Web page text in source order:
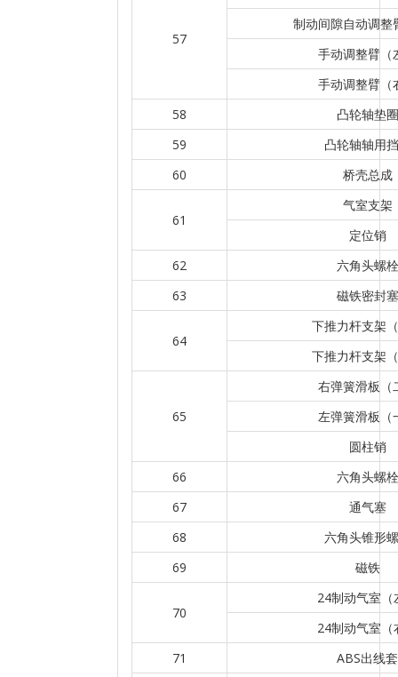
57
制动间隙自动调整
手动调整臂（
手动调整臂（
58
凸轮轴垫圈
59
凸轮轴轴用
60
桥壳总成
61
气室支架
定位销
62
六角头螺栓
63
磁铁密封塞
64
下推力杆支架
下推力杆支架
65
右弹簧滑板（
左弹簧滑板（
圆柱销
66
六角头螺栓
67
通气塞
68
六角头锥形
69
磁铁
70
24制动气室（
24制动气室（
71
ABS出线套